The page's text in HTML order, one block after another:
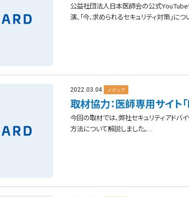
公益社団法人日本医師会の公式YouTubeチ
演、「今、求められるセキュリティ対策」に
2022.03.04 メディア
取材協力：医師専用サイト
今回の取材では、弊社セキュリティアドバ
方法について解説しました。...